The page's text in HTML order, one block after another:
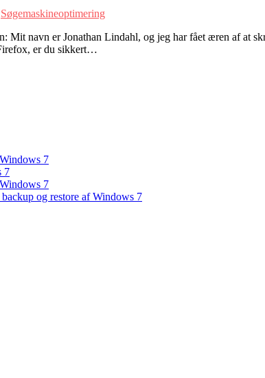
Søgemaskineoptimering
Mit navn er Jonathan Lindahl, og jeg har fået æren af at
er du sikkert…
7
7
7
og restore af Windows 7